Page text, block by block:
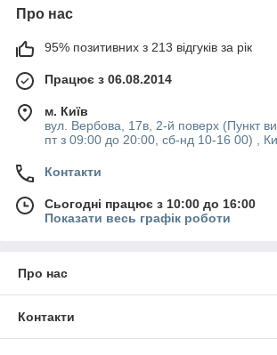
Про нас
95% позитивних з 213 відгуків за рік
Працює з 06.08.2014
м. Київ
вул. Вербова, 17в, 2-й поверх (Пункт
пт з 09:00 до 20:00, сб-нд 10-16 00) ,
Контакти
Сьогодні працює з 10:00 до 16:00
Показати весь графік роботи
Про нас
Контакти